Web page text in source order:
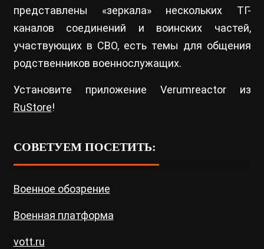
представлены «зеркала» нескольких ТГ-
каналов соединений и воинских частей,
участвующих в СВО, есть темы для общения
родственников военнослужащих.
Установите приложение Verumreactor из
RuStore!
СОВЕТУЕМ ПОСЕТИТЬ:
Военное обозрение
Военная платформа
vott.ru